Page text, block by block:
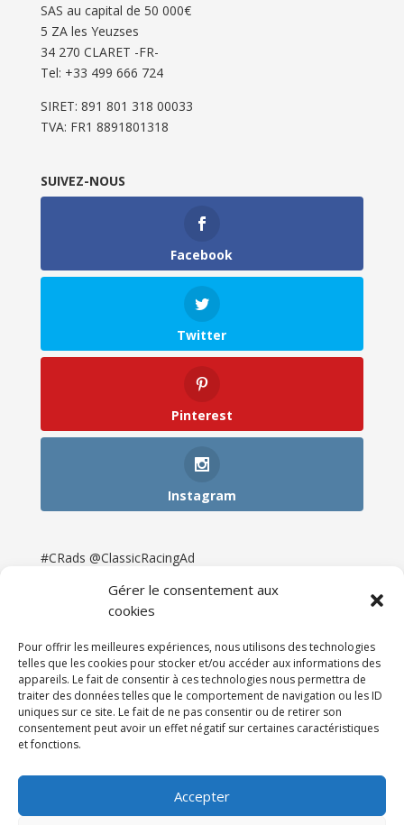
Gérer le consentement aux
cookies
Pour offrir les meilleures expériences, nous utilisons des technologies
telles que les cookies pour stocker et/ou accéder aux informations des
appareils. Le fait de consentir à ces technologies nous permettra de
traiter des données telles que le comportement de navigation ou les ID
uniques sur ce site. Le fait de ne pas consentir ou de retirer son
consentement peut avoir un effet négatif sur certaines caractéristiques
et fonctions.
Accepter
SAS au capital de 50 000€
5 ZA les Yeuzses
34 270 CLARET -FR-
Tel: ‭+33 499 666 724‬
SIRET: 891 801 318 00033
TVA: FR1 8891801318
SUIVEZ-NOUS
Facebook
Twitter
Pinterest
Instagram
#CRads @ClassicRacingAd
Newsletter & Presse
Partenaires
Tarifs
Espace Client